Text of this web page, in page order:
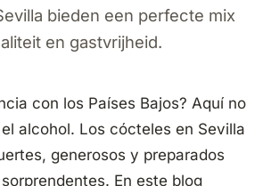
bieden een perfecte mix
en gastvrijheid.
con los Países Bajos? Aquí no
alcohol. Los cócteles en Sevilla
generosos y preparados
En este blog